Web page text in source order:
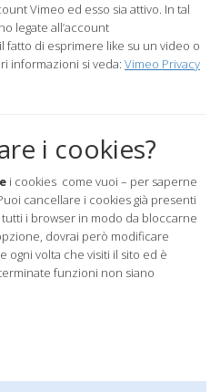
Vimeo ed esso sia attivo. In tal
legate all’account
fatto di esprimere like su un video o
informazioni si veda: Vimeo Privacy
i cookies?
i cookies come vuoi – per saperne
cancellare i cookies già presenti
i browser in modo da bloccarne
dovrai però modificare
volta che visiti il sito ed è
funzioni non siano